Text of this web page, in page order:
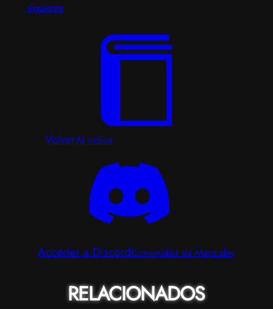
siguiente
VolverAl índice
Acceder a DiscordComunidad de Manz.dev
RELACIONADOS